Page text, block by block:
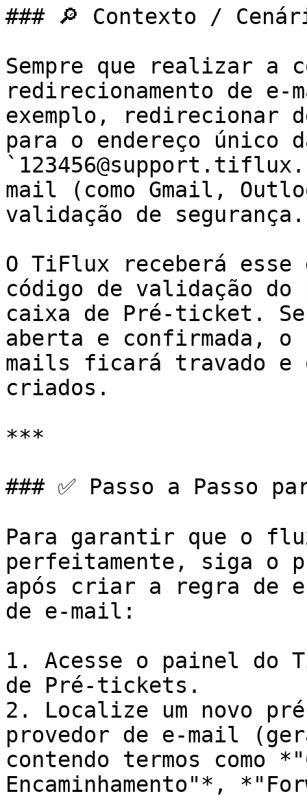
### 🔎 Contexto /
Sempre que realizar a
redirecionamento de
exemplo, redirecionar
para o endereço único
mail (como Gmail,
validação de segurança.
O TiFlux receberá
código de validação do
caixa de Pré-ticket. Se
aberta e confirmada, o
mails ficará travado e
criados.
***
### ✅ Passo a Passo
Para garantir que o
perfeitamente, siga o
após criar a regra de
de e-mail:
1. Acesse o painel do
de Pré-tickets.
2. Localize um novo
provedor de e-mail
contendo termos como
Encaminhamento"*,